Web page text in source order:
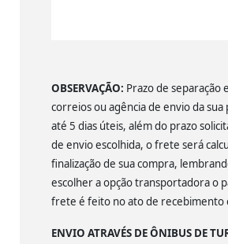
OBSERVAÇÃO: Prazo de separação
correios ou agência de envio da
até 5 dias úteis, além do prazo
de envio escolhida, o frete será
finalização de sua compra,
escolher a opção transportadora o
frete é feito no ato de recebimento
ENVIO ATRAVÉS DE ÔNIBUS DE